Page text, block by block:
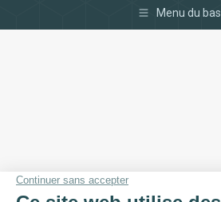
Menu du bas